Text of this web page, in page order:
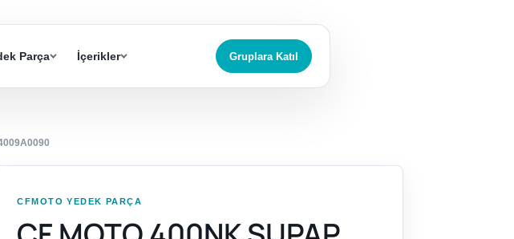
Parça İçerikler Gruplara Katıl
CFMOTO YEDEK PARÇA